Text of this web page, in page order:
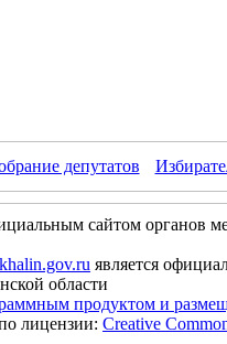
депутатов
сайтом органов
является
области
продуктом и
лицензии: Creative